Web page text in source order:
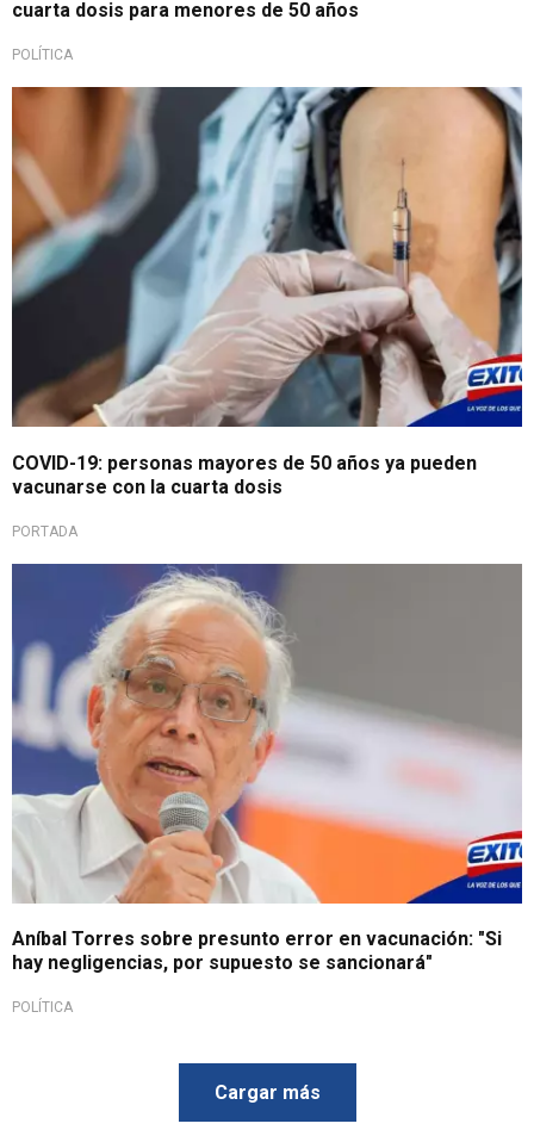
cuarta dosis para menores de 50 años
POLÍTICA
COVID-19: personas mayores de 50 años ya pueden
vacunarse con la cuarta dosis
PORTADA
Aníbal Torres sobre presunto error en vacunación: "Si
hay negligencias, por supuesto se sancionará"
POLÍTICA
Cargar más